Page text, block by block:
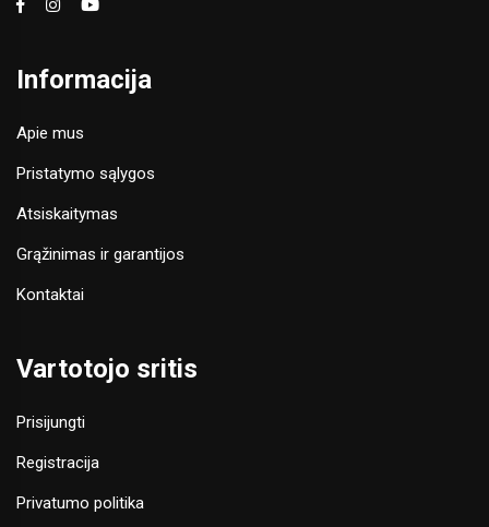
Informacija
Apie mus
Pristatymo sąlygos
Atsiskaitymas
Grąžinimas ir garantijos
Kontaktai
Vartotojo sritis
Prisijungti
Registracija
Privatumo politika